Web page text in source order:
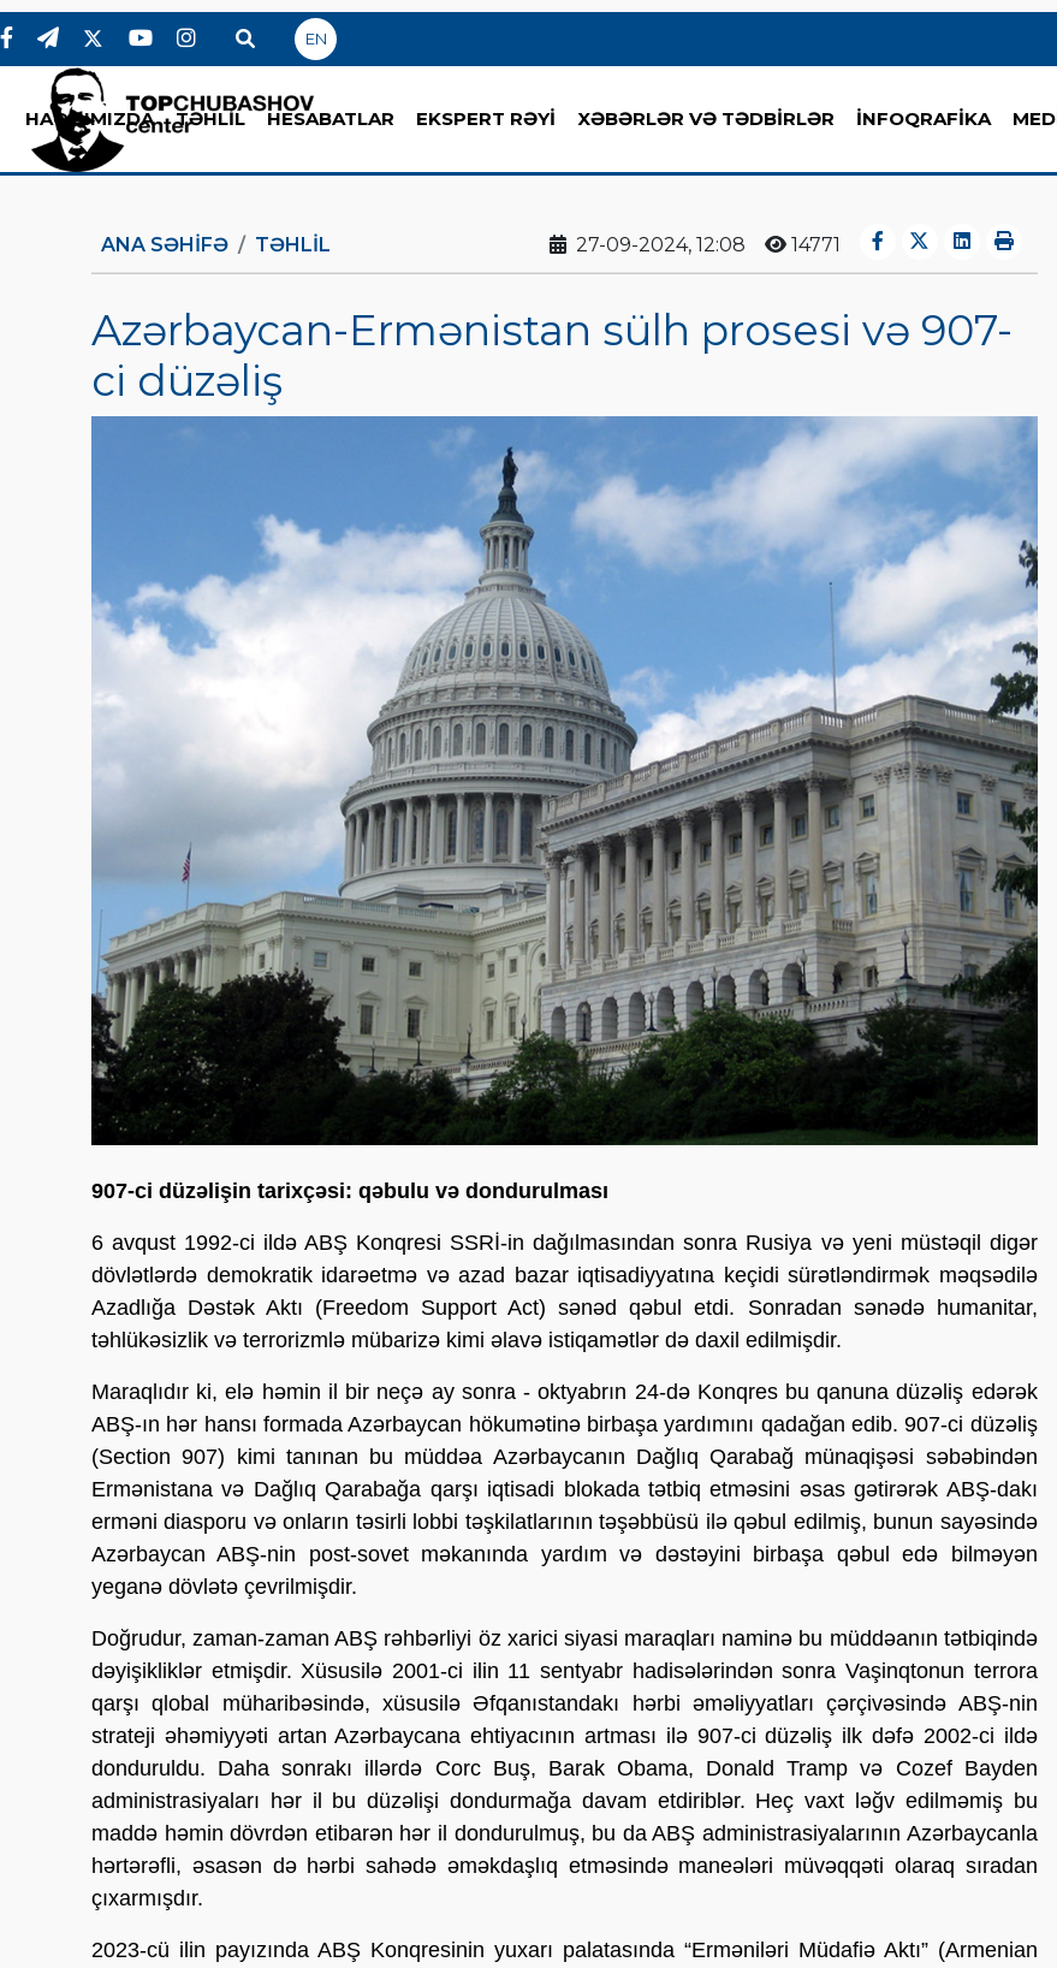
EN
HAQQIMIZDA TƏHLİL HESABATLAR EKSPERT RƏYİ XƏBƏRLƏR VƏ TƏDBİRLƏR İNFOQRAFİKA
ANA SƏHIFƏ TƏHLİL 27-09-2024, 12:08 14771
Azərbaycan-Ermənistan sülh prosesi və 907-
ci düzəliş
907-ci düzəlişin tarixçəsi: qəbulu və dondurulması
6 avqust 1992-ci ildə ABŞ Konqresi SSRİ-in dağılmasından sonra Rusiya və yeni müstəqil digər
dövlətlərdə demokratik idarəetmə və azad bazar iqtisadiyyatına keçidi sürətləndirmək məqsədilə
Azadlığa Dəstək Aktı (Freedom Support Act) sənəd qəbul etdi. Sonradan sənədə humanitar,
təhlükəsizlik və terrorizmlə mübarizə kimi əlavə istiqamətlər də daxil edilmişdir.
Maraqlıdır ki, elə həmin il bir neçə ay sonra - oktyabrın 24-də Konqres bu qanuna düzəliş edərək
ABŞ-ın hər hansı formada Azərbaycan hökumətinə birbaşa yardımını qadağan edib. 907-ci düzəliş
(Section 907) kimi tanınan bu müddəa Azərbaycanın Dağlıq Qarabağ münaqişəsi səbəbindən
Ermənistana və Dağlıq Qarabağa qarşı iqtisadi blokada tətbiq etməsini əsas gətirərək ABŞ-dakı
erməni diasporu və onların təsirli lobbi təşkilatlarının təşəbbüsü ilə qəbul edilmiş, bunun sayəsində
Azərbaycan ABŞ-nin post-sovet məkanında yardım və dəstəyini birbaşa qəbul edə bilməyən
yeganə dövlətə çevrilmişdir.
Doğrudur, zaman-zaman ABŞ rəhbərliyi öz xarici siyasi maraqları naminə bu müddəanın tətbiqində
dəyişikliklər etmişdir. Xüsusilə 2001-ci ilin 11 sentyabr hadisələrindən sonra Vaşinqtonun terrora
qarşı qlobal müharibəsində, xüsusilə Əfqanıstandakı hərbi əməliyyatları çərçivəsində ABŞ-nin
strateji əhəmiyyəti artan Azərbaycana ehtiyacının artması ilə 907-ci düzəliş ilk dəfə 2002-ci ildə
donduruldu. Daha sonrakı illərdə Corc Buş, Barak Obama, Donald Tramp və Cozef Bayden
administrasiyaları hər il bu düzəlişi dondurmağa davam etdiriblər. Heç vaxt ləğv edilməmiş bu
maddə həmin dövrdən etibarən hər il dondurulmuş, bu da ABŞ administrasiyalarının Azərbaycanla
hərtərəfli, əsasən də hərbi sahədə əməkdaşlıq etməsində maneələri müvəqqəti olaraq sıradan
çıxarmışdır.
2023-cü ilin payızında ABŞ Konqresinin yuxarı palatasında “Erməniləri Müdafiə Aktı” (Armenian